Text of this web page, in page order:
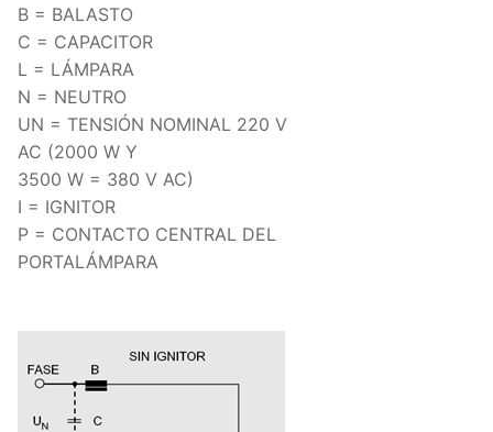
B = BALASTO
C = CAPACITOR
L = LÁMPARA
N = NEUTRO
UN = TENSIÓN NOMINAL 220 V
AC (2000 W Y
3500 W = 380 V AC)
I = IGNITOR
P = CONTACTO CENTRAL DEL
PORTALÁMPARA